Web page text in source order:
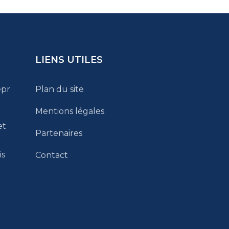
LIENS UTILES
Plan du site
Mentions légales
Partenaires
Contact